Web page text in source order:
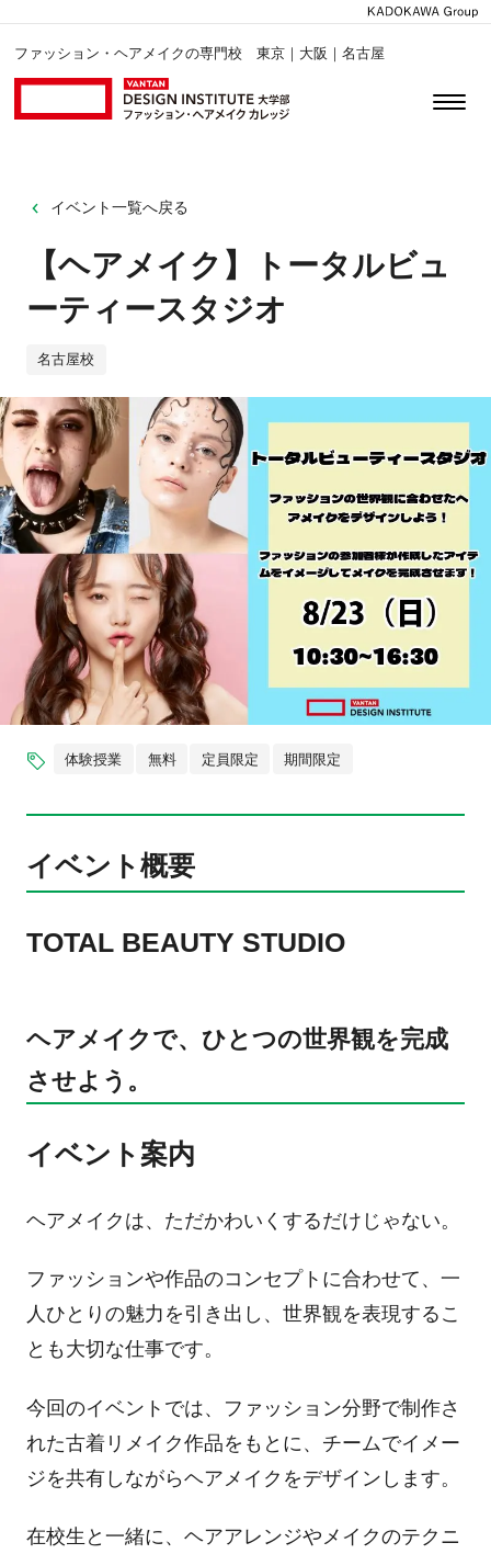
ファッション・ヘアメイクの専門校 東京｜大阪｜名古屋
イベント一覧へ戻る
【ヘアメイク】トータルビュ
ーティースタジオ
名古屋校
体験授業 無料 定員限定 期間限定
イベント概要
TOTAL BEAUTY STUDIO
ヘアメイクで、ひとつの世界観を完成
させよう。
イベント案内
ヘアメイクは、ただかわいくするだけじゃない。
ファッションや作品のコンセプトに合わせて、一
人ひとりの魅力を引き出し、世界観を表現するこ
とも大切な仕事です。
今回のイベントでは、ファッション分野で制作さ
れた古着リメイク作品をもとに、チームでイメー
ジを共有しながらヘアメイクをデザインします。
在校生と一緒に、ヘアアレンジやメイクのテクニ